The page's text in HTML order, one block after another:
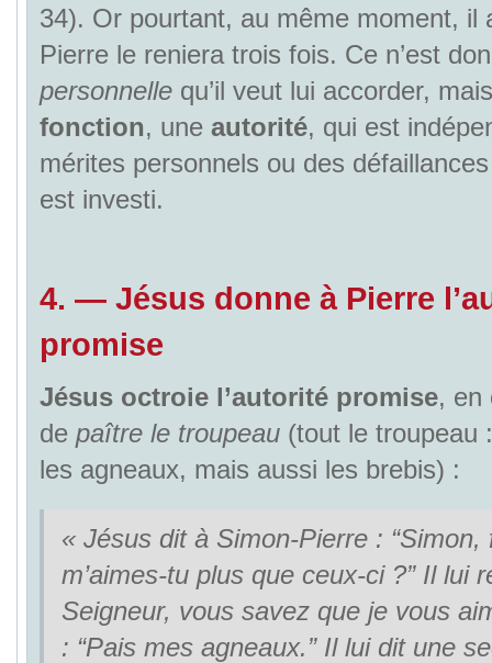
34). Or pourtant, au même moment, il
Pierre le reniera trois fois. Ce n’est
personnellequ’il veut lui accorder,
fonction, une autorité, qui est
mérites personnels ou des
est investi.
4. — Jésus donne à Pierre
promise
Jésus octroie l’autorité promise, en
de paître le troupeau(tout le troupeau
les agneaux, mais aussi les brebis) :
« Jésus dit à Simon-Pierre : “Simon,
m’aimes-tu plus que ceux-ci ?” Il lui
Seigneur, vous savez que je vous
: “Pais mes agneaux.” Il lui dit une